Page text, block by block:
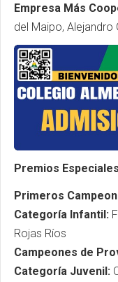
Empresa Más
del Maipo, Alejandro
Premios Especiales
Primeros
Categoría Infantil:
Rojas Ríos
Campeones de
Categoría Juvenil: